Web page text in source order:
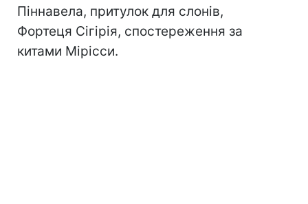
Піннавела, притулок для слонів,
Фортеця Сігірія, спостереження за
китами Мірісси.